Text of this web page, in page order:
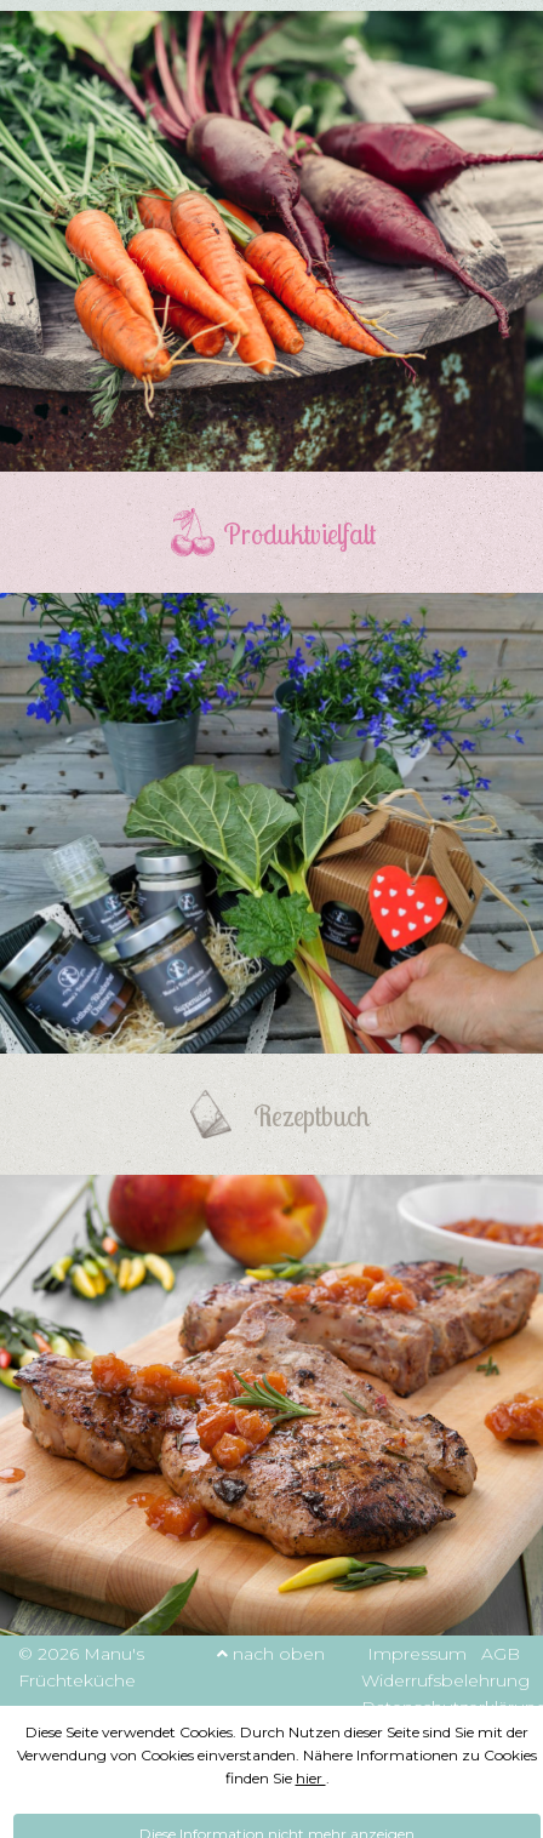
Produktvielfalt
Rezeptbuch
© 2026 Manu's
Früchteküche
nach oben Impressum
AGB
Widerrufsbelehrung
Diese Seite verwendet Cookies. Durch Nutzen dieser Seite sind Sie mit der
Verwendung von Cookies einverstanden. Nähere Informationen zu Cookies
finden Sie hier .
Diese Information nicht mehr anzeigen